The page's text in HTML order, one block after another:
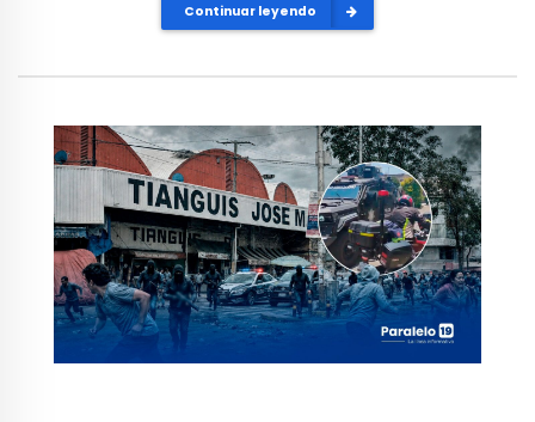
Continuar leyendo